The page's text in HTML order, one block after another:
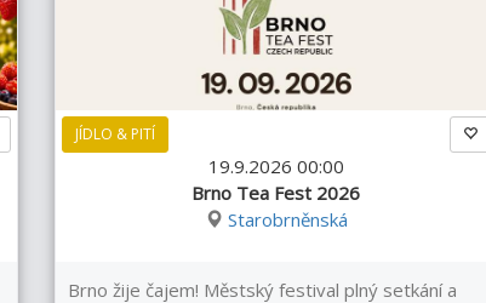
JÍDLO & PITÍ
19.9.2026 00:00
Brno Tea Fest 2026
Starobrněnská
Brno žije čajem! Městský festival plný setkání a